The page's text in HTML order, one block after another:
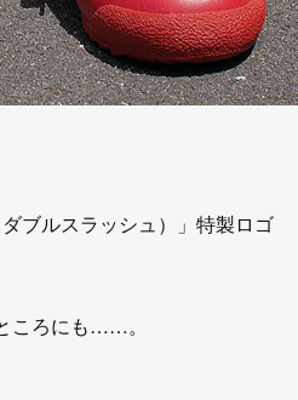
ブルスラッシュ）」特製ロゴ
ころにも……。